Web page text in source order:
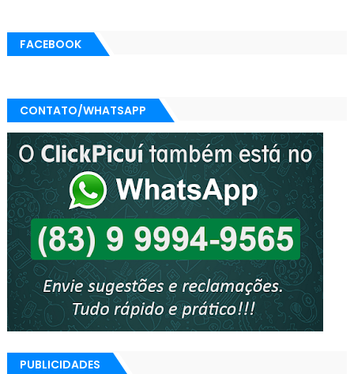
FACEBOOK
CONTATO/WHATSAPP
PUBLICIDADES